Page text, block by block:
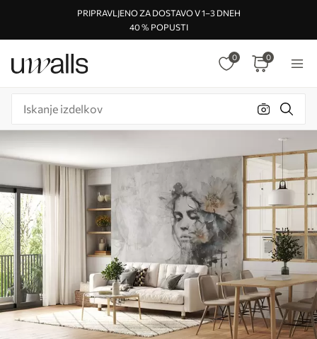
PRIPRAVLJENO ZA DOSTAVO V 1–3 DNEH
40 % POPUSTI
0 0